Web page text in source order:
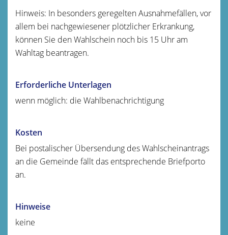
Hinweis: In besonders geregelten Ausnahmefällen, vor
allem bei nachgewiesener plötzlicher Erkrankung,
können Sie den Wahlschein noch bis 15 Uhr am
Wahltag beantragen.
Erforderliche Unterlagen
wenn möglich: die Wahlbenachrichtigung
Kosten
Bei postalischer Übersendung des Wahlscheinantrags
an die Gemeinde fällt das entsprechende Briefporto
an.
Hinweise
keine